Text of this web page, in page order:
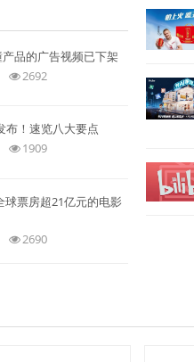
品的广告视频已下架
2692
布！速览八大要点
1909
球票房超21亿元的电影
2690